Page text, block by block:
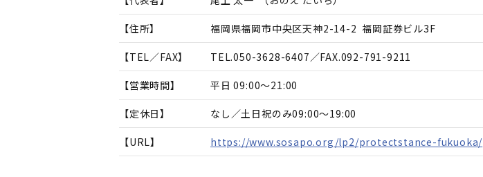
【住所】 福岡県福岡市中央区天神2-14-2 福岡証券ビル3F
【TEL／FAX】 TEL.050-3628-6407 ／FAX.092-791-9211
【営業時間】 平日 09:00～21:00
【定休日】 なし／土日祝のみ09:00～19:00
【URL】 https://www.sosapo.org/lp2/protectstance-fukuoka/